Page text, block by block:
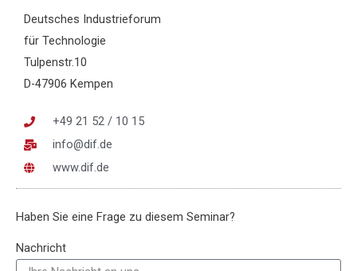
Deutsches Industrieforum
für Technologie
Tulpenstr.10
D-47906 Kempen
+49 21 52 / 10 15
info@dif.de
www.dif.de
Haben Sie eine Frage zu diesem Seminar?
Nachricht